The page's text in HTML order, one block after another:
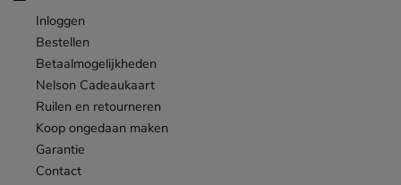
Inloggen
Bestellen
Betaalmogelijkheden
Nelson Cadeaukaart
Ruilen en retourneren
Koop ongedaan maken
Garantie
Contact